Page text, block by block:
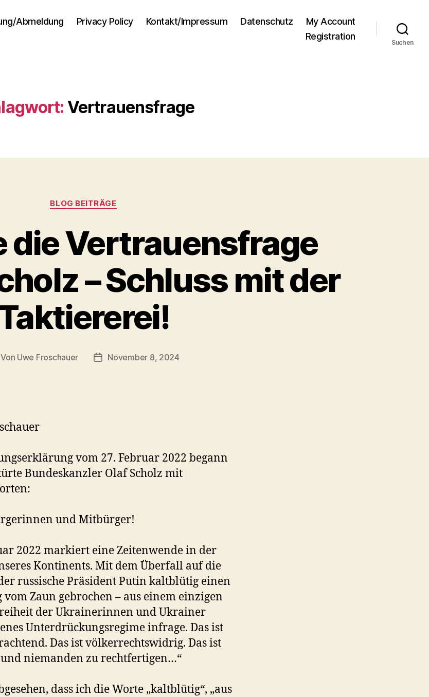
Abmeldung Privacy Policy Kontakt/Impressum Datenschutz
My Account
Registration
Suchen
Vertrauensfrage
Kategorien
BLOG BEITRÄGE
die Vertrauensfrage
– Schluss mit der
Von Uwe Froschauer Beitragsdatum
November 8, 2024
vom 27. Februar 2022 begann
Bundeskanzler Olaf Scholz mit
und Mitbürger!
2022 markiert eine Zeitenwende in der
Kontinents. Mit dem Überfall auf die
russische Präsident Putin kaltblütig einen
Zaun gebrochen – aus einem einzigen
der Ukrainerinnen und Ukrainer
Unterdrückungsregime infrage. Das ist
Das ist völkerrechtswidrig. Das ist
niemanden zu rechtfertigen…“
dass ich die Worte „kaltblütig“, „aus